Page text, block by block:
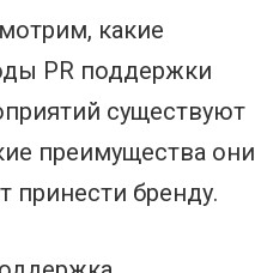
какие
PR поддержки
существуют
преимущества они
принести бренду.